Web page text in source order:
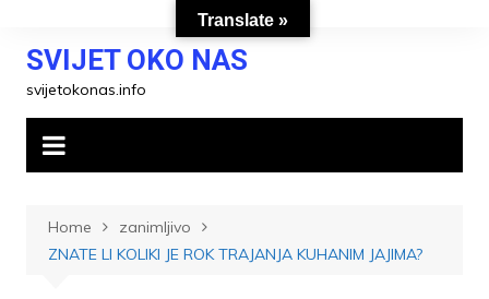
contentSVIJET OKO NAS
svijetokonas.info
Home
zanimljivo
ZNATE LI KOLIKI JE ROK TRAJANJA KUHANIM JAJIMA?
Translate »